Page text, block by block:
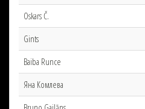
Oskars Č.
Gints
Baiba Runce
Яна Комлева